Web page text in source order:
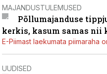
MAJANDUSTULEMUSED
Põllumajanduse
kerkis, kasum samas nii
E-Piimast laekumata piimaraha
UUDISED